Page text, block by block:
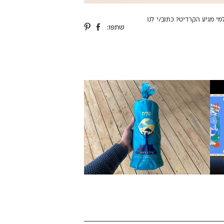
מגיע הקרדיט? כתוב/י לנו
שתפו: